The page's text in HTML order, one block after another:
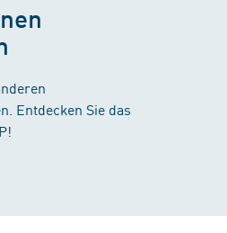
Entdecken Sie das